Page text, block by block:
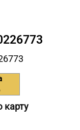
карту